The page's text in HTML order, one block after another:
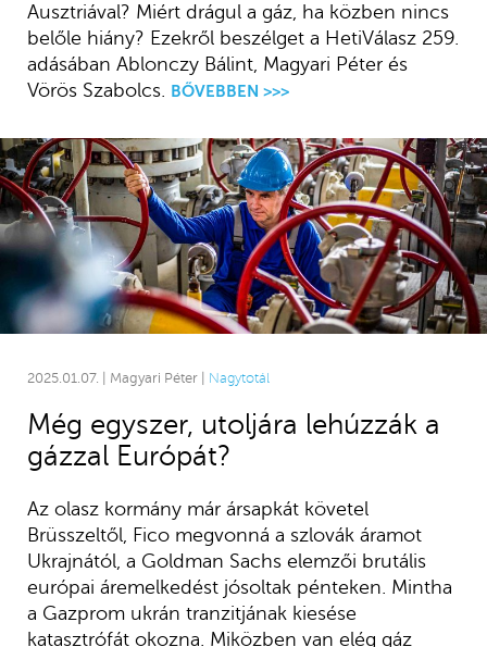
Ausztriával? Miért drágul a gáz, ha közben nincs
belőle hiány? Ezekről beszélget a HetiVálasz 259.
adásában Ablonczy Bálint, Magyari Péter és
Vörös Szabolcs. BŐVEBBEN >>>
2025.01.07. | Magyari Péter | Nagytotál
Még egyszer, utoljára lehúzzák a
gázzal Európát?
Az olasz kormány már ársapkát követel
Brüsszeltől, Fico megvonná a szlovák áramot
Ukrajnától, a Goldman Sachs elemzői brutális
európai áremelkedést jósoltak pénteken. Mintha
a Gazprom ukrán tranzitjának kiesése
katasztrófát okozna. Miközben van elég gáz